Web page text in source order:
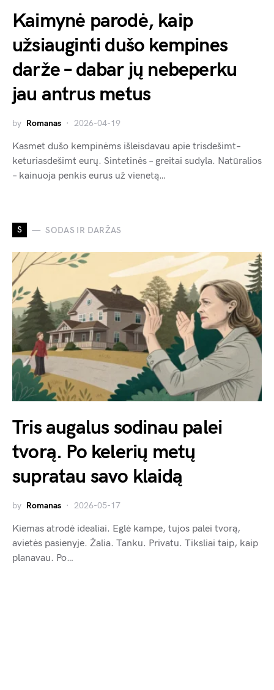
Kaimynė parodė, kaip
užsiauginti dušo kempines
darže – dabar jų nebeperku
jau antrus metus
by Romanas 2026-04-19
Kasmet dušo kempinėms išleisdavau apie trisdešimt–
keturiasdešimt eurų. Sintetinės – greitai sudyla. Natūralios
– kainuoja penkis eurus už vienetą…
S SODAS IR DARŽAS
Tris augalus sodinau palei
tvorą. Po kelerių metų
supratau savo klaidą
by Romanas 2026-05-17
Kiemas atrodė idealiai. Eglė kampe, tujos palei tvorą,
avietės pasienyje. Žalia. Tanku. Privatu. Tiksliai taip, kaip
planavau. Po…